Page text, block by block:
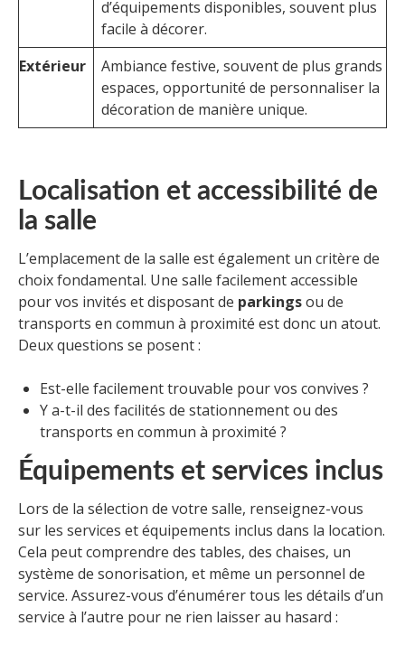
d’équipements disponibles, souvent plus
facile à décorer.
Extérieur
Ambiance festive, souvent de plus grands
espaces, opportunité de personnaliser la
décoration de manière unique.
Localisation et accessibilité de
la salle
L’emplacement de la salle est également un critère de
choix fondamental. Une salle facilement accessible
pour vos invités et disposant de parkingsou de
transports en commun à proximité est donc un atout.
Deux questions se posent :
Est-elle facilement trouvable pour vos convives ?
Y a-t-il des facilités de stationnement ou des
transports en commun à proximité ?
Équipements et services inclus
Lors de la sélection de votre salle, renseignez-vous
sur les services et équipements inclus dans la location.
Cela peut comprendre des tables, des chaises, un
système de sonorisation, et même un personnel de
service. Assurez-vous d’énumérer tous les détails d’un
service à l’autre pour ne rien laisser au hasard :